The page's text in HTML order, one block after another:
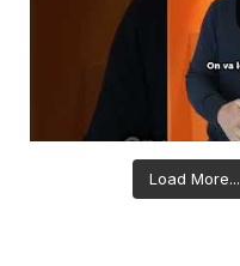
Load More...